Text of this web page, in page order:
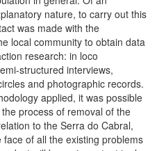
nature, to carry out this
was made with the
local community to obtain data
research: in loco
structured interviews,
and photographic records.
applied, it was possible
process of removal of the
to the Serra do Cabral,
face of all the existing problems